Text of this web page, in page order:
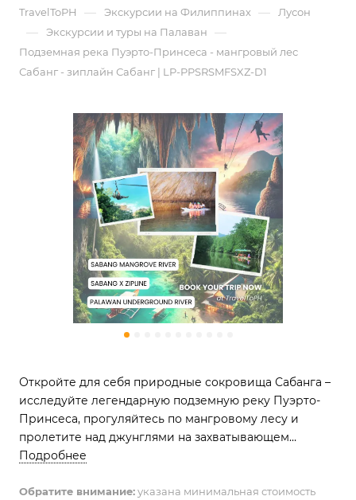
TravelToPH — Экскурсии на Филиппинах — Лусон
— Экскурсии и туры на Палаван —
Подземная река Пуэрто-Принсеса - мангровый лес
Сабанг - зиплайн Сабанг | LP-PPSRSMFSXZ-D1
Откройте для себя природные сокровища Сабанга –
исследуйте легендарную подземную реку Пуэрто-
Принсеса, прогуляйтесь по мангровому лесу и
пролетите над джунглями на захватывающем
зиплайне!
Подробнее
Обратите внимание:указана минимальная стоимость